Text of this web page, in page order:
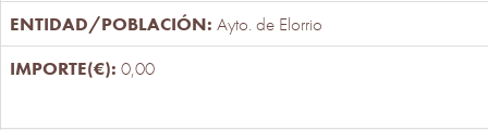
Ayto. de Elorrio
0,00